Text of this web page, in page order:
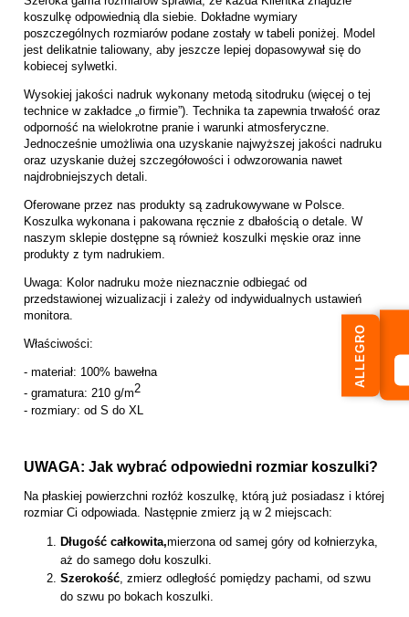
koszulkę odpowiednią dla siebie. Dokładne wymiary
poszczególnych rozmiarów podane zostały w tabeli poniżej. Model
jest delikatnie taliowany, aby jeszcze lepiej dopasowywał się do
kobiecej sylwetki.
Wysokiej jakości nadruk wykonany metodą sitodruku (więcej o tej
technice w zakładce „o firmie”). Technika ta zapewnia trwałość oraz
odporność na wielokrotne pranie i warunki atmosferyczne.
Jednocześnie umożliwia ona uzyskanie najwyższej jakości nadruku
oraz uzyskanie dużej szczegółowości i odwzorowania nawet
najdrobniejszych detali.
Oferowane przez nas produkty są zadrukowywane w Polsce.
Koszulka wykonana i pakowana ręcznie z dbałością o detale. W
naszym sklepie dostępne są również koszulki męskie oraz inne
produkty z tym nadrukiem.
Uwaga: Kolor nadruku może nieznacznie odbiegać od
przedstawionej wizualizacji i zależy od indywidualnych ustawień
monitora.
Właściwości:
- materiał: 100% bawełna
- gramatura: 210 g/m2
- rozmiary: od S do XL
UWAGA: Jak wybrać odpowiedni rozmiar koszulki?
Na płaskiej powierzchni rozłóż koszulkę, którą już posiadasz i której
rozmiar Ci odpowiada. Następnie zmierz ją w 2 miejscach:
Długość całkowita,mierzona od samej góry od kołnierzyka,
aż do samego dołu koszulki.
Szerokość , zmierz odległość pomiędzy pachami, od szwu
do szwu po bokach koszulki.
ALLEGRO